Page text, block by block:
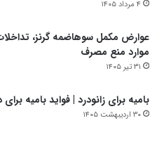
۴ مرداد ۱۴۰۵
عوارض مکمل سوهاضمه گرنز،
موارد منع مصرف
۳۱ تیر ۱۴۰۵
بامیه برای زانودرد | فواید بامیه
۳۰ اردیبهشت ۱۴۰۵